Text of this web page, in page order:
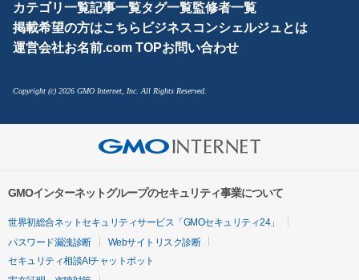
カテゴリ一覧記事一覧タグ一覧監修者一覧
掲載希望の方はこちら ビジネスコンシェルジュとは
運営会社お名前.com TOPお問い合わせ
Copyright (c) 2026 GMO Internet, Inc. All Rights Reserved.
GMOインターネットグループのセキュリティ事業について
世界初総合ネットセキュリティサービス「GMOセキュリティ24」
パスワード漏洩診断
Webサイトリスク診断
セキュリティ相談AIチャットボット